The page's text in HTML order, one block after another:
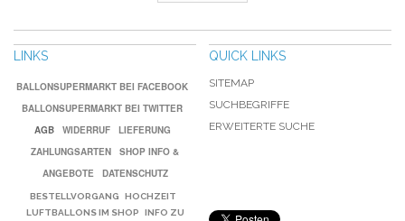
LINKS
BALLONSUPERMARKT BEI FACEBOOK
BALLONSUPERMARKT BEI TWITTER
AGB
WIDERRUF
LIEFERUNG
ZAHLUNGSARTEN
SHOP INFO &
ANGEBOTE
DATENSCHUTZ
BESTELLVORGANG
HOCHZEIT
LUFTBALLONS IM SHOP
INFO ZU
QUICK LINKS
SITEMAP
SUCHBEGRIFFE
ERWEITERTE SUCHE